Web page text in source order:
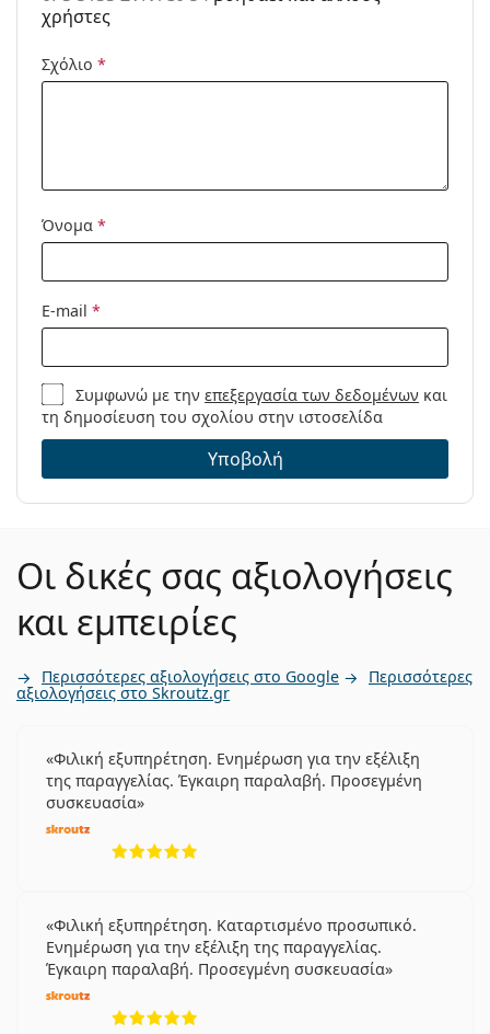
Μοντέλο:
χρήστες
Σχόλιο *
Όνομα *
E-mail *
Συμφωνώ με τηνεπεξεργασία των δεδομένων και
τη δημοσίευση του σχολίου στην ιστοσελίδα
Υποβολή
Οι δικές σας αξιολογήσεις
και εμπειρίες
Περισσότερες αξιολογήσεις στο Google Περισσότερες
αξιολογήσεις στο Skroutz.gr
Φιλική εξυπηρέτηση. Ενημέρωση για την εξέλιξη
της παραγγελίας. Έγκαιρη παραλαβή. Προσεγμένη
συσκευασία
Φιλική εξυπηρέτηση. Καταρτισμένο προσωπικό.
Ενημέρωση για την εξέλιξη της παραγγελίας.
Έγκαιρη παραλαβή. Προσεγμένη συσκευασία